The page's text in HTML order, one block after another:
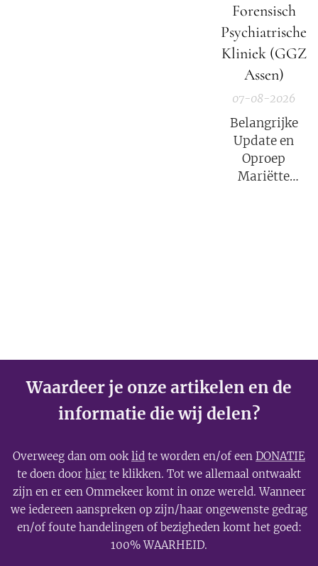
Forensisch
Psychiatrische
Kliniek (GGZ
Assen)
07-08-2026
Belangrijke
Update en
Oproep
Mariëtte
Waardeer je onze artikelen en de
informatie die wij delen?
Overweeg dan om ooklid te worden en/of een DONATIE
te doen door hier te klikken. Tot we allemaal ontwaakt
zijn en er een Ommekeer komt in onze wereld. Wanneer
we iedereen aanspreken op zijn/haar ongewenste gedrag
en/of foute handelingen of bezigheden komt het goed:
100% WAARHEID.